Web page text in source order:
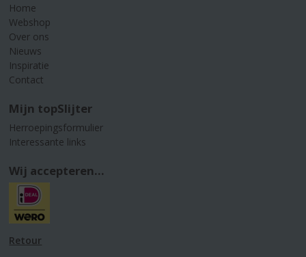
Home
Webshop
Over ons
Nieuws
Inspiratie
Contact
Mijn topSlijter
Herroepingsformulier
Interessante links
Wij accepteren...
Retour